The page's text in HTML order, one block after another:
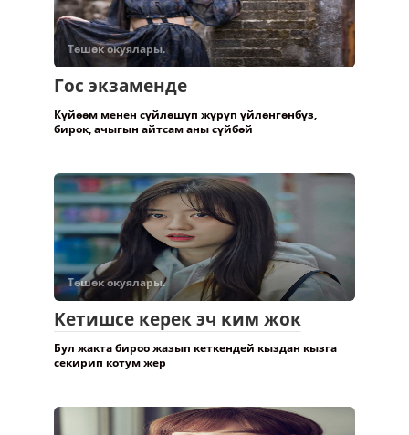
Төшөк окуялары.
Гос экзаменде
Күйөөм менен сүйлөшүп жүрүп үйлөнгөнбүз,
Төшөк окуялары.
Кетишсе керек эч ким жок
Бул жакта бироо жазып кеткендей кыздан кызга